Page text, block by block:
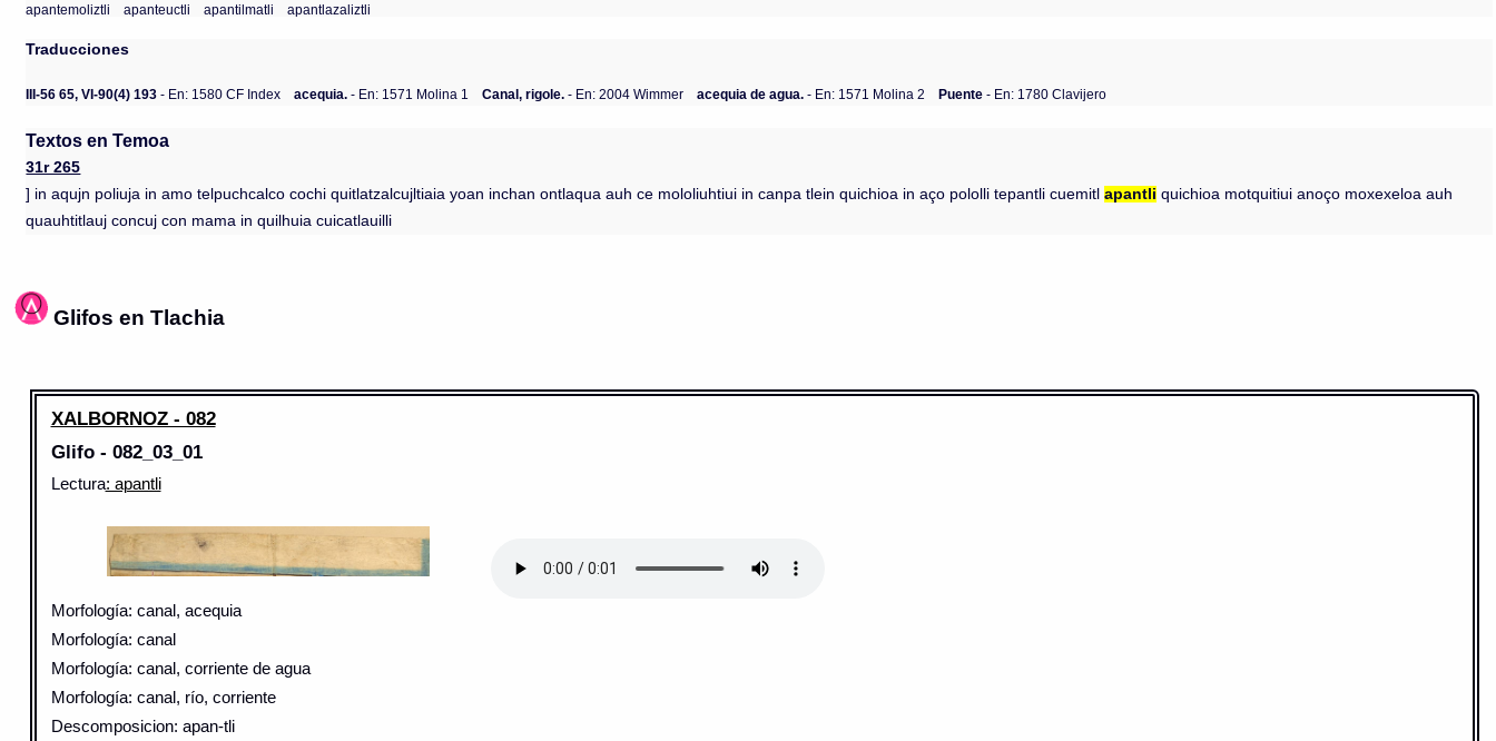
apantemoliztli
apanteuctli apantilmatli apantlazaliztli
Traducciones
III-56 65, VI-90(4) 193 - En: 1580 CF Index acequia. - En: 1571 Molina 1 Canal, rigole. - En: 2004 Wimmer acequia de agua. - En: 1571 Molina 2 Puente - En: 1780 Clavijero
Textos en Temoa
31r 265
] in aqujn poliuja in amo telpuchcalco cochi quitlatzalcujltiaia yoan inchan ontlaqua auh ce mololiuhtiui in canpa tlein quichioa in aço pololli tepantli cuemitlapantli quichioa motquitiui anoço moxexeloa auh
quauhtitlauj concuj con mama in quilhuia cuicatlauilli
Glifos en Tlachia
XALBORNOZ - 082
Glifo - 082_03_01
Lectura: apantli
Morfología: canal, acequia
Morfología: canal
Morfología: canal, corriente de agua
Morfología: canal, río, corriente
Descomposicion: apan-tli